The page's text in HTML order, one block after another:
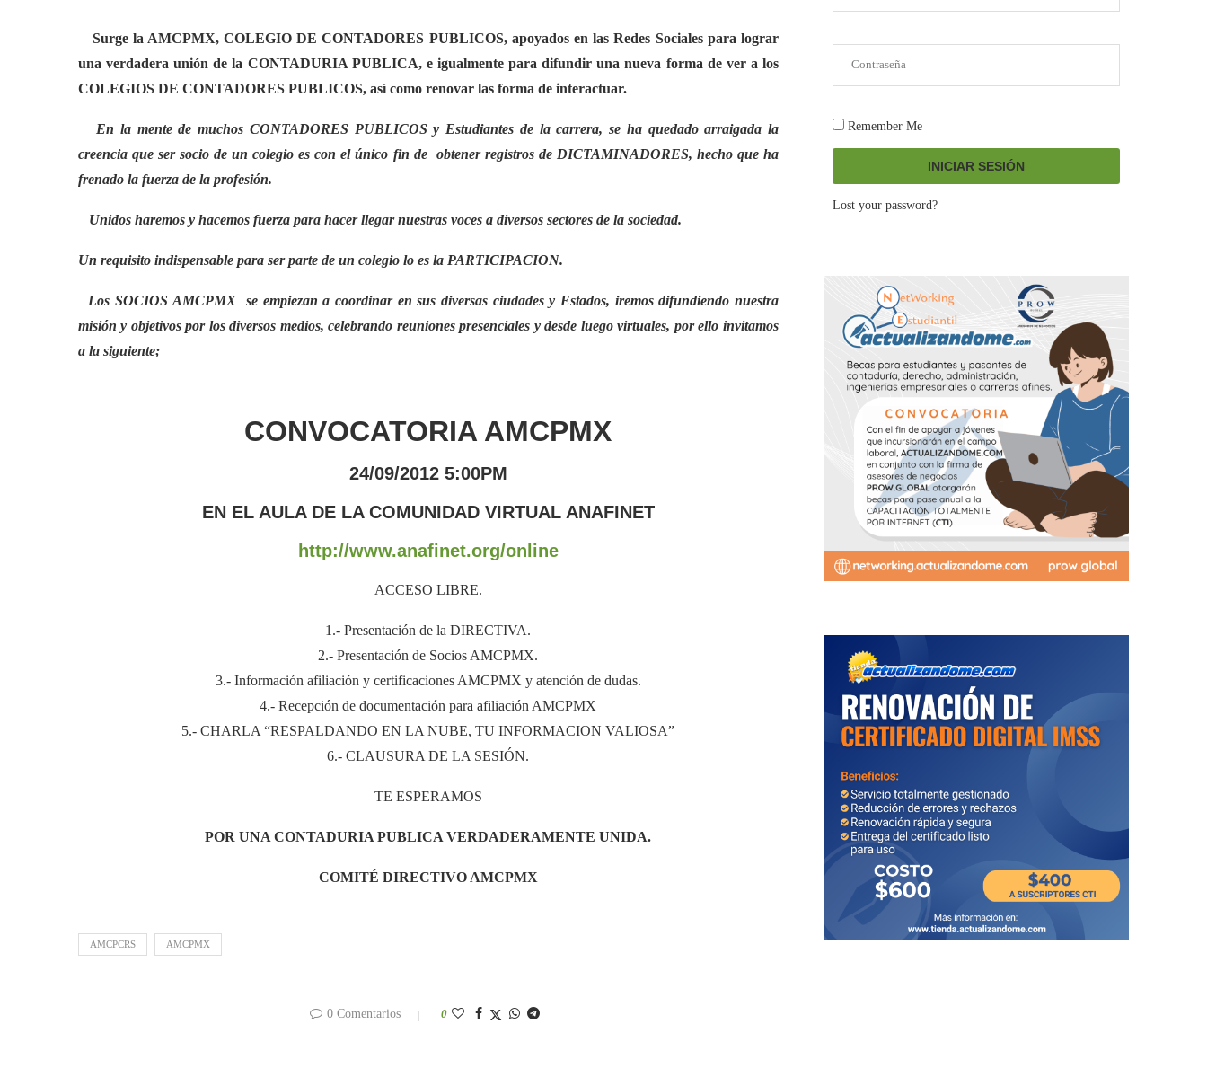
Surge la AMCPMX, COLEGIO DE CONTADORES PUBLICOS, apoyados en las Redes Sociales para lograr
una verdadera unión de la CONTADURIA PUBLICA, e igualmente para difundir una nueva forma de ver a los
COLEGIOS DE CONTADORES PUBLICOS, así como renovar las forma de interactuar.
En la mente de muchos CONTADORES PUBLICOS y Estudiantes de la carrera, se ha quedado arraigada la
creencia que ser socio de un colegio es con el único fin de obtener registros de DICTAMINADORES, hecho que ha
frenado la fuerza de la profesión.
Unidos haremos y hacemos fuerza para hacer llegar nuestras voces a diversos sectores de la sociedad.
Un requisito indispensable para ser parte de un colegio lo es la PARTICIPACION.
Los SOCIOS AMCPMX se empiezan a coordinar en sus diversas ciudades y Estados, iremos difundiendo nuestra
misión y objetivos por los diversos medios, celebrando reuniones presenciales y desde luego virtuales, por ello invitamos
a la siguiente;
CONVOCATORIA AMCPMX
24/09/2012 5:00PM
EN EL AULA DE LA COMUNIDAD VIRTUAL ANAFINET
http://www.anafinet.org/online
ACCESO LIBRE.
1.- Presentación de la DIRECTIVA.
2.- Presentación de Socios AMCPMX.
3.- Información afiliación y certificaciones AMCPMX y atención de dudas.
4.- Recepción de documentación para afiliación AMCPMX
5.- CHARLA “RESPALDANDO EN LA NUBE, TU INFORMACION VALIOSA”
6.- CLAUSURA DE LA SESIÓN.
TE ESPERAMOS
POR UNA CONTADURIA PUBLICA VERDADERAMENTE UNIDA.
COMITÉ DIRECTIVO AMCPMX
AMCPCRS AMCPMX
0 Comentarios 0
Remember Me
INICIAR SESIÓN
Lost your password?